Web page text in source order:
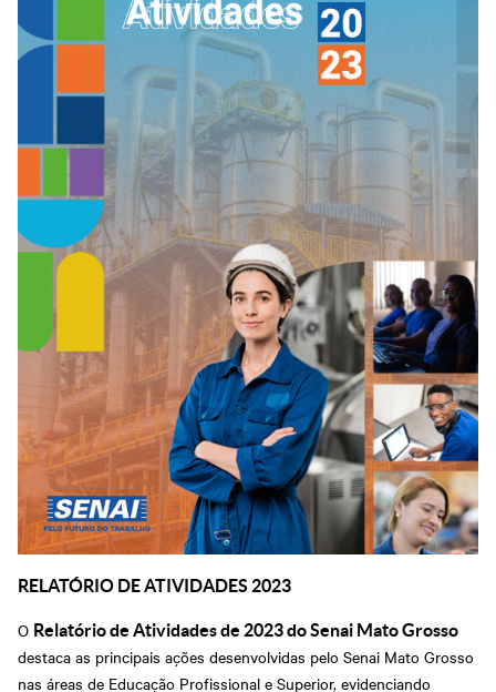
RELATÓRIO DE ATIVIDADES 2023
O Relatório de Atividades de 2023 do Senai Mato Grosso
destaca as principais ações desenvolvidas pelo Senai Mato Grosso
nas áreas de Educação Profissional e Superior, evidenciando